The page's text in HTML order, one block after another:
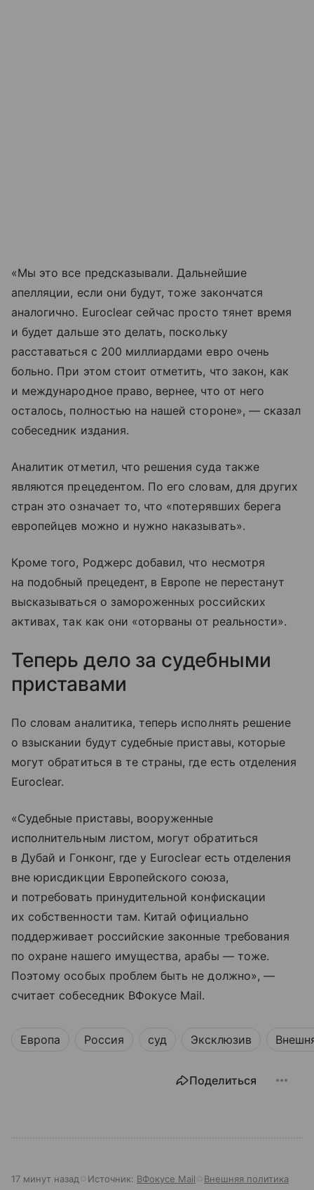
«Мы это все предсказывали. Дальнейшие
апелляции, если они будут, тоже закончатся
аналогично. Euroclear сейчас просто тянет время
и будет дальше это делать, поскольку
расставаться с 200 миллиардами евро очень
больно. При этом стоит отметить, что закон, как
и международное право, вернее, что от него
осталось, полностью на нашей стороне», — сказал
собеседник издания.
Аналитик отметил, что решения суда также
являются прецедентом. По его словам, для других
стран это означает то, что «потерявших берега
европейцев можно и нужно наказывать».
Кроме того, Роджерс добавил, что несмотря
на подобный прецедент, в Европе не перестанут
высказываться о замороженных российских
активах, так как они «оторваны от реальности».
Теперь дело за судебными
приставами
По словам аналитика, теперь исполнять решение
о взыскании будут судебные приставы, которые
могут обратиться в те страны, где есть отделения
Euroclear.
«Судебные приставы, вооруженные
исполнительным листом, могут обратиться
в Дубай и Гонконг, где у Euroclear есть отделения
вне юрисдикции Европейского союза,
и потребовать принудительной конфискации
их собственности там. Китай официально
поддерживает российские законные требования
по охране нашего имущества, арабы — тоже.
Поэтому особых проблем быть не должно», —
считает собеседник ВФокусе Mail.
Европа Россия суд Эксклюзив
Поделиться
17 минут назад Источник: ВФокусе Mail Внешняя политика